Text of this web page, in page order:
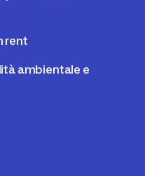
rent
ambientale e